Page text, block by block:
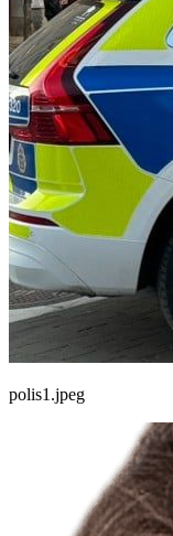
polis1.jpeg